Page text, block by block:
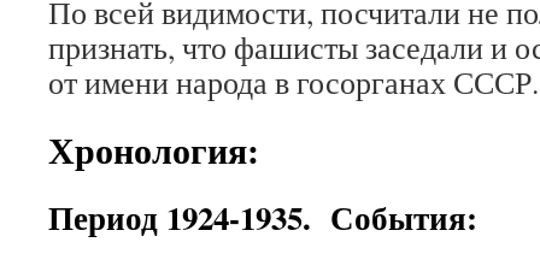
По всей видимости, посчитали не
признать, что фашисты заседали и
от имени народа в госорганах СССР.
Хронология:
Период 1924-1935. События: